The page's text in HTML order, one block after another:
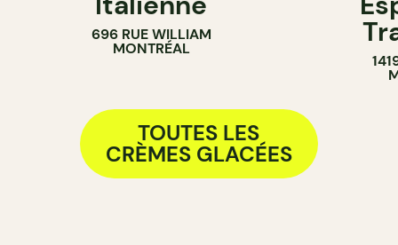
CRÈMERIE
COMPTOIR696 RUE WILLIAM
MONTRÉAL
TOUTES LES
CRÈMES GLACÉES